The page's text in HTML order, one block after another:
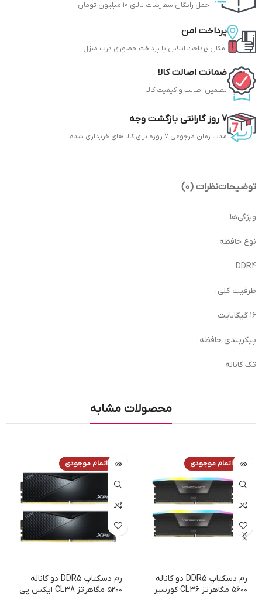
حمل رایگان سفارشات بالای 10 میلیون تومان
پرداخت امن
امکان پرداخت انلاین یا پرداخت حضوری درب منزل
ضمانت اصالت کالا
تضمین اصالت و کیفیت کالا
7 روز گارانتی بازگشت وجه
مدت زمان مرجوعی 7 روزه برای کالا های خریداری شده
توضیحاتنظرات (0)
ویژگی‌ها
نوع حافظه :
DDR4
ظرفیت کلی :
۱۶ گیگابایت
پیکربندی حافظه :
تک کاناله
محصولات مشابه
اتمام موجودی
رم دسکتاپ DDR5 دو کاناله
۵۶۰۰ مگاهرتز CL36 کورسیر
اتمام موجودی
رم دسکتاپ DDR5 دو کاناله
۵۲۰۰ مگاهرتز CL38 ایکس پی